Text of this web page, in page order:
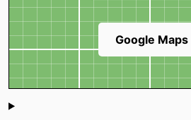
Google
Shoutbox